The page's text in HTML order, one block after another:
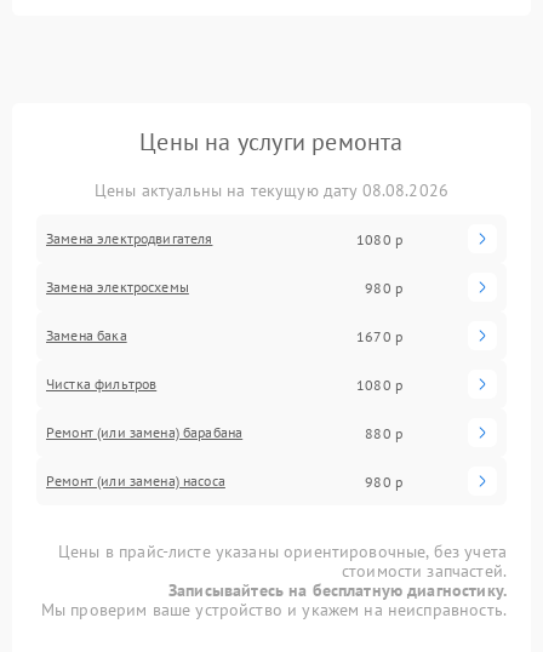
Цены на услуги ремонта
Цены актуальны на текущую дату 08.08.2026
Замена электродвигателя 1080 р
Замена электросхемы 980 р
Замена бака 1670 р
Чистка фильтров 1080 р
Ремонт (или замена) барабана 880 р
Ремонт (или замена) насоса 980 р
Цены в прайс-листе указаны ориентировочные, без учета
стоимости запчастей.
Записывайтесь на бесплатную диагностику.
Мы проверим ваше устройство и укажем на неисправность.